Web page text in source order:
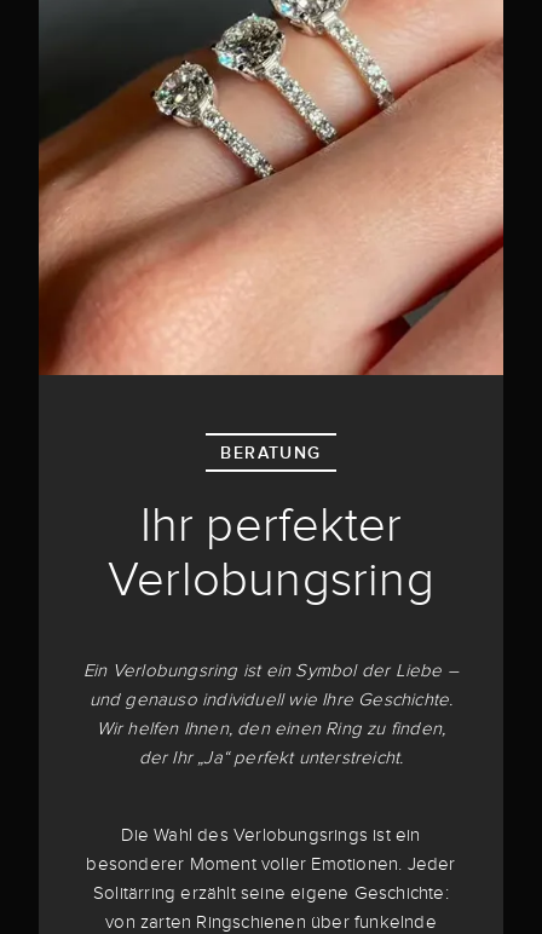
BERATUNG
Ihr perfekter
Verlobungsring
Ein Verlobungsring ist ein Symbol der Liebe –
und genauso individuell wie Ihre Geschichte.
Wir helfen Ihnen, den einen Ring zu finden,
der Ihr „Ja“ perfekt unterstreicht.
Die Wahl des Verlobungsrings ist ein
besonderer Moment voller Emotionen. Jeder
Solitärring erzählt seine eigene Geschichte:
von zarten Ringschienen über funkelnde